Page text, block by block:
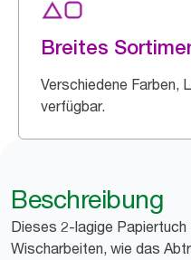
Breites
Verschiedene Farben,
verfügbar.
Beschreibung
Dieses 2-lagige Papiertuch
Wischarbeiten, wie das